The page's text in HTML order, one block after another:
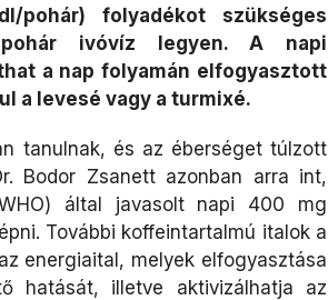
pohár) folyadékot szükséges
ivóvíz legyen. A napi
a nap folyamán elfogyasztott
a levesé vagy a turmixé.
tanulnak, és az éberséget túlzott
Bodor Zsanett azonban arra int,
által javasolt napi 400 mg
További koffeintartalmú italok a
energiaital, melyek elfogyasztása
hatását, illetve aktivizálhatja az